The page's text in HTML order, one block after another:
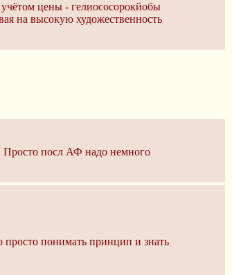
цены - гелиососорокйобы
на высокую художественность
Просто посл АФ надо немного
просто понимать принцип и знать